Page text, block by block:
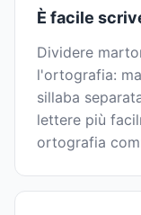
È facile
Dividere
l'ortografia:
sillaba
lettere più
ortografia